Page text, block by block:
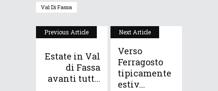
Val Di Fassa
Previous Article
Estate in Val
di Fassa
avanti tutt...
Next Article
Verso
Ferragosto
tipicamente
estiv...